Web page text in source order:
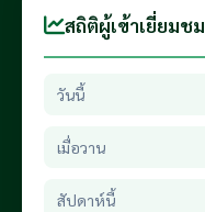
สถิติผู้เข้าเยี่ยมชม
วันนี้
เมื่อวาน
สัปดาห์นี้